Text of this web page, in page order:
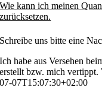
Wie kann ich meinen
zurücksetzen.
Schreibe uns bitte eine
Ich habe aus Versehen
erstellt bzw. mich vertippt.
07-07T15:07:30+02:00